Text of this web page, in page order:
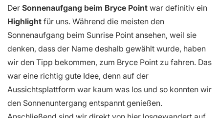
Der Sonnenaufgang beim Bryce Point war definitiv ein
Highlight für uns. Während die meisten den
Sonnenaufgang beim Sunrise Point ansehen, weil sie
denken, dass der Name deshalb gewählt wurde, haben
wir den Tipp bekommen, zum Bryce Point zu fahren. Das
war eine richtig gute Idee, denn auf der
Aussichtsplattform war kaum was los und so konnten wir
den Sonnenuntergang entspannt genießen.